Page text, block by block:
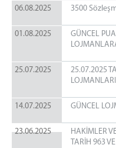
06.08.2025 3500
01.08.2025
GÜNCEL
25.07.2025
25.07.2025
14.07.2025 GÜNCEL
23.06.2025
HAKİMLER
TARİH 963